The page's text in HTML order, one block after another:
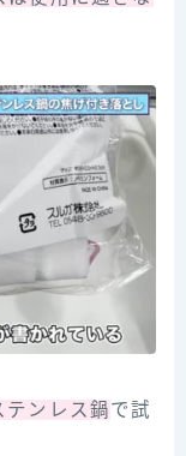
テンレス鍋で試